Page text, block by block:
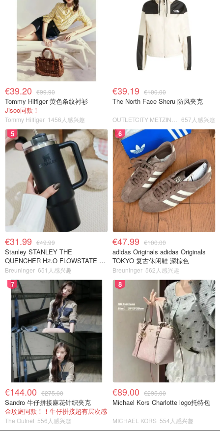
€39.20 €99.90
Tommy Hilfiger 黄色条纹衬衫
Jisoo同款！
Tommy Hilfiger 1456人感兴趣
€39.19 €100.00
The North Face Sheru 防风夹克
657人感兴趣
5
€31.99 €49.99
Stanley STANLEY THE
QUENCHER H2.O FLOWSTATE 保
温杯 1.18L 黑色
Breuninger 651人感兴趣
6
€47.99 €100.00
adidas Originals adidas Originals
TOKYO 复古休闲鞋 深棕色
Breuninger 562人感兴趣
7
€144.00 €275.00
Sandro 牛仔拼接麻花针织夹克
金玟庭同款！！牛仔拼接超有层次感
The Outnet 556人感兴趣
8
€89.00 €295.00
Michael Kors Charlotte logo托特包
MICHAEL KORS 554人感兴趣